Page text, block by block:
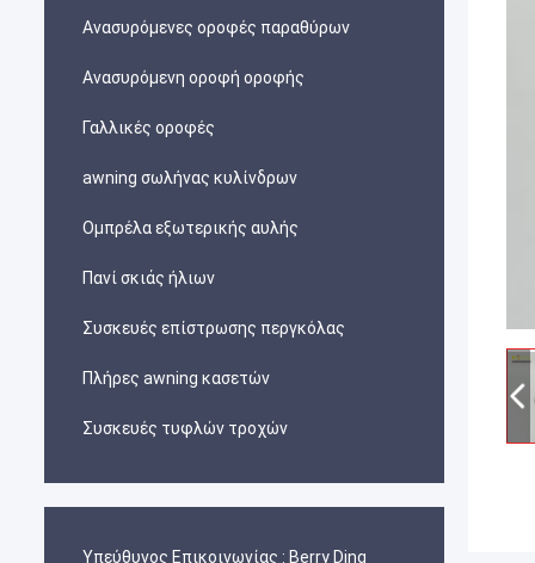
Ανασυρόμενες οροφές παραθύρων
Ανασυρόμενη οροφή οροφής
Γαλλικές οροφές
awning σωλήνας κυλίνδρων
Ομπρέλα εξωτερικής αυλής
Πανί σκιάς ήλιων
Συσκευές επίστρωσης περγκόλας
Πλήρες awning κασετών
Συσκευές τυφλών τροχών
Υπεύθυνος Επικοινωνίας : Berry Ding